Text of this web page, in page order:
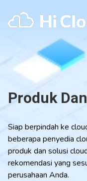
Produk
Siap berpindah ke
beberapa penyedia
produk dan solusi
rekomendasi yang
perusahaan Anda.